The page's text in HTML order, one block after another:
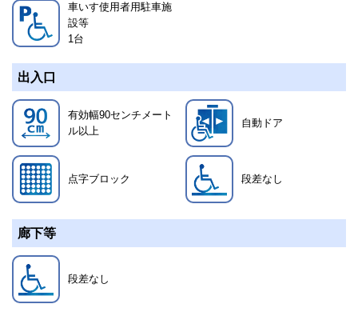
車いす使用者用駐車施
設等
1台
出入口
有効幅90センチメート
ル以上
自動ドア
点字ブロック 段差なし
廊下等
段差なし